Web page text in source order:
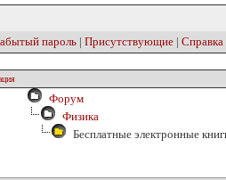
пароль | Присутствующие | Справка
Форум
Физика
Бесплатные электронные